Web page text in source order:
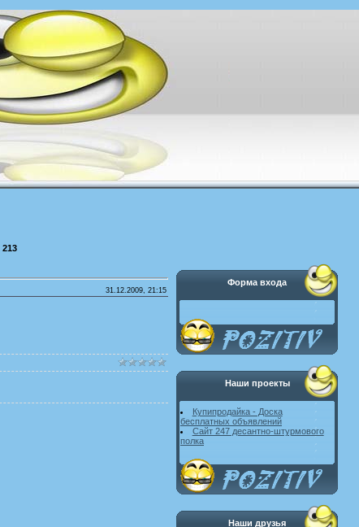
213
31.12.2009, 21:15
Форма входа
Наши проекты
Купипродайка - Доска
бесплатных объявлений
Сайт 247 десантно-штурмового
полка
Наши друзья